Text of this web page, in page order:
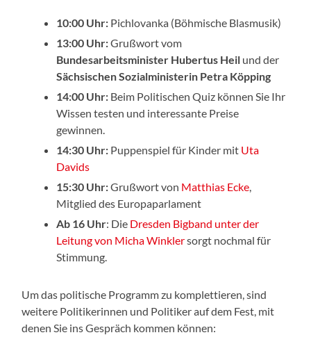
10:00 Uhr: Pichlovanka (Böhmische Blasmusik)
13:00 Uhr:Grußwort vom
Bundesarbeitsminister Hubertus Heil und der
Sächsischen Sozialministerin Petra Köpping
14:00 Uhr: Beim Politischen Quiz können Sie Ihr
Wissen testen und interessante Preise
gewinnen.
14:30 Uhr: Puppenspiel für Kinder mit Uta
Davids
15:30 Uhr:Grußwort von Matthias Ecke,
Mitglied des Europaparlament
Ab 16 Uhr: Die Dresden Bigband unter der
Leitung von Micha Winklersorgt nochmal für
Stimmung.
Um das politische Programm zu komplettieren, sind
weitere Politikerinnen und Politiker auf dem Fest, mit
denen Sie ins Gespräch kommen können: